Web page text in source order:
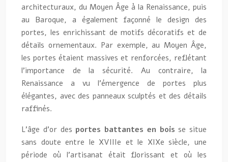
architecturaux, du Moyen Âge à la Renaissance, puis
au Baroque, a également façonné le design des
portes, les enrichissant de motifs décoratifs et de
détails ornementaux. Par exemple, au Moyen Âge,
les portes étaient massives et renforcées, reflétant
l’importance de la sécurité. Au contraire, la
Renaissance a vu l’émergence de portes plus
élégantes, avec des panneaux sculptés et des détails
raffinés.
L’âge d’or des portes battantes en bois se situe
sans doute entre le XVIIIe et le XIXe siècle, une
période où l’artisanat était florissant et où les